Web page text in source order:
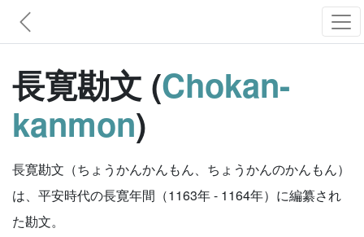
長寛勘文 (Chokan-
kanmon)
長寛勘文（ちょうかんかんもん、ちょうかんのかんもん）
は、平安時代の長寛年間（1163年 - 1164年）に編纂され
た勘文。